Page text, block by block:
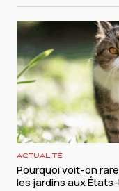
ACTUALITÉ
Pourquoi voit-on
les jardins aux